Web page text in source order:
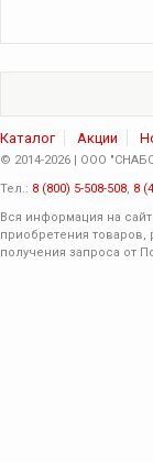
Каталог Акции
© 2014-2026 | ООО
Тел.: 8 (800) 5-508-508, 8
Вся информация на
приобретения товаров,
получения запроса от